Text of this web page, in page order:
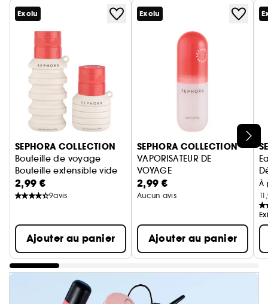
Ignorer le carrousel produits
Exclu
SEPHORA COLLECTION
Bouteille de voyage
Bouteille extensible vide
2,99 €
9avis
Ajouter au panier
Exclu
SEPHORA COLLECTION
VAPORISATEUR DE
VOYAGE
Vaporisateur vide
2,99 €
Aucun avis
Ajouter au panier
À